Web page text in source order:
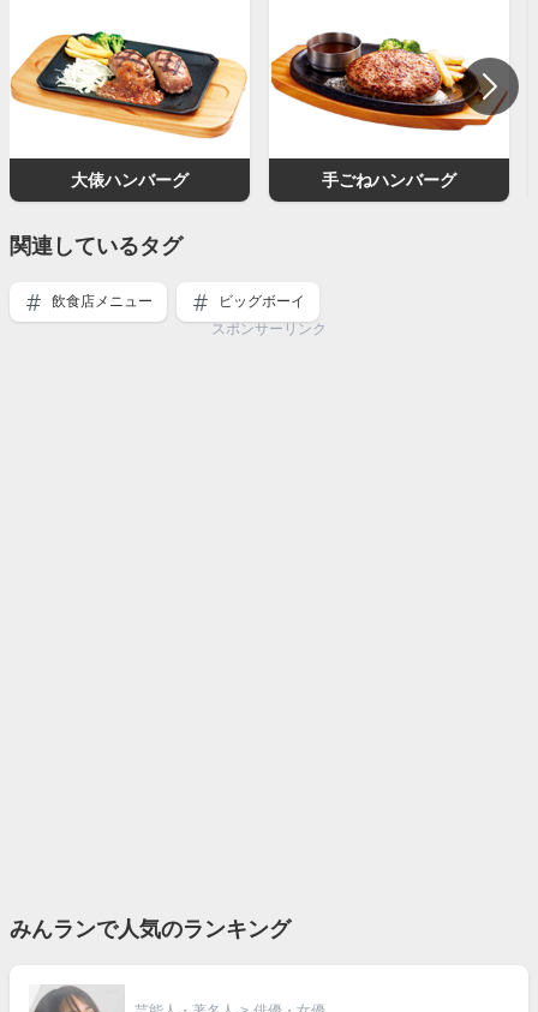
大俵ハンバーグ 手ごねハンバーグ
関連しているタグ
飲食店メニュー
ビッグボーイ
スポンサーリンク
みんランで人気のランキング